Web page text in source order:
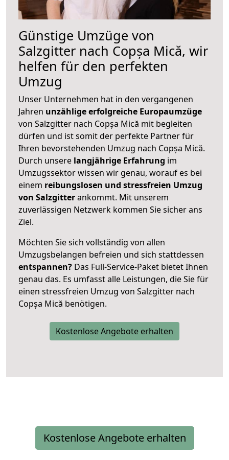
Günstige Umzüge von
Salzgitter nach Copșa Mică, wir
helfen für den perfekten
Umzug
Unser Unternehmen hat in den vergangenen
Jahren unzählige erfolgreiche Europaumzüge
von Salzgitter nach Copșa Mică mit begleiten
dürfen und ist somit der perfekte Partner für
Ihren bevorstehenden Umzug nach Copșa Mică.
Durch unsere langjährige Erfahrung im
Umzugssektor wissen wir genau, worauf es bei
einem reibungslosen und stressfreien Umzug
von Salzgitterankommt. Mit unserem
zuverlässigen Netzwerk kommen Sie sicher ans
Ziel.
Möchten Sie sich vollständig von allen
Umzugsbelangen befreien und sich stattdessen
entspannen? Das Full-Service-Paket bietet Ihnen
genau das. Es umfasst alle Leistungen, die Sie für
einen stressfreien Umzug von Salzgitter nach
Copșa Mică benötigen.
Kostenlose Angebote erhalten
Kostenlose Angebote erhalten